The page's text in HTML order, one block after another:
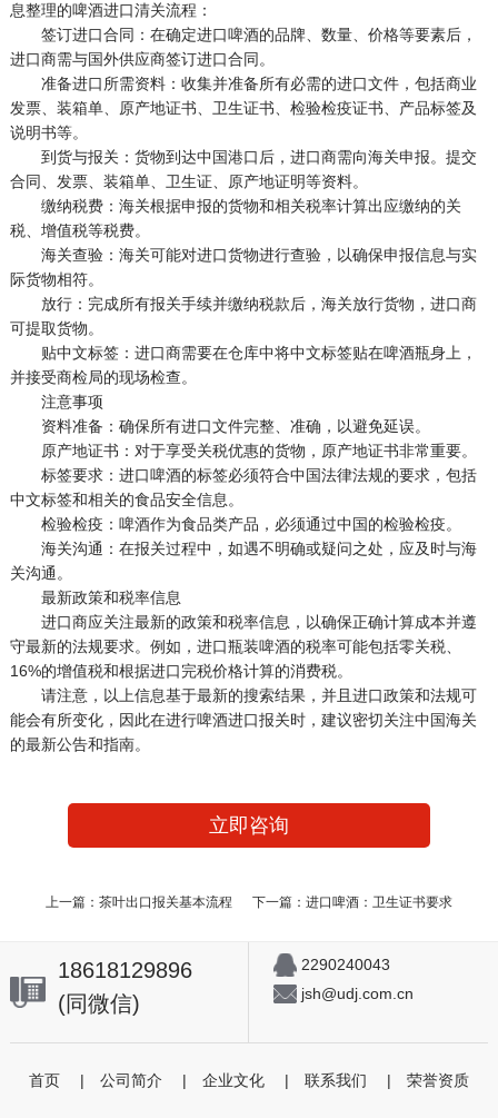
息整理的啤酒进口清关流程：
签订进口合同：在确定进口啤酒的品牌、数量、价格等要素后，
进口商需与国外供应商签订进口合同。
准备进口所需资料：收集并准备所有必需的进口文件，包括商业
发票、装箱单、原产地证书、卫生证书、检验检疫证书、产品标签及
说明书等。
到货与报关：货物到达中国港口后，进口商需向海关申报。提交
合同、发票、装箱单、卫生证、原产地证明等资料。
缴纳税费：海关根据申报的货物和相关税率计算出应缴纳的关
税、增值税等税费。
海关查验：海关可能对进口货物进行查验，以确保申报信息与实
际货物相符。
放行：完成所有报关手续并缴纳税款后，海关放行货物，进口商
可提取货物。
贴中文标签：进口商需要在仓库中将中文标签贴在啤酒瓶身上，
并接受商检局的现场检查。
注意事项
资料准备：确保所有进口文件完整、准确，以避免延误。
原产地证书：对于享受关税优惠的货物，原产地证书非常重要。
标签要求：进口啤酒的标签必须符合中国法律法规的要求，包括
中文标签和相关的食品安全信息。
检验检疫：啤酒作为食品类产品，必须通过中国的检验检疫。
海关沟通：在报关过程中，如遇不明确或疑问之处，应及时与海
关沟通。
最新政策和税率信息
进口商应关注最新的政策和税率信息，以确保正确计算成本并遵
守最新的法规要求。例如，进口瓶装啤酒的税率可能包括零关税、
16%的增值税和根据进口完税价格计算的消费税。
请注意，以上信息基于最新的搜索结果，并且进口政策和法规可
能会有所变化，因此在进行啤酒进口报关时，建议密切关注中国海关
的最新公告和指南。
立即咨询
上一篇：茶叶出口报关基本流程 下一篇：进口啤酒：卫生证书要求
18618129896
(同微信)
2290240043
jsh@udj.com.cn
首页 | 公司简介 | 企业文化 | 联系我们 | 荣誉资质